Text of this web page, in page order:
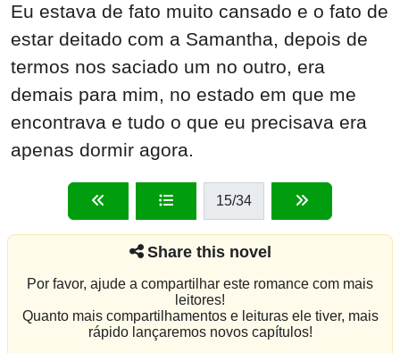
Eu estava de fato muito cansado e o fato de
estar deitado com a Samantha, depois de
termos nos saciado um no outro, era
demais para mim, no estado em que me
encontrava e tudo o que eu precisava era
apenas dormir agora.
15/34
Share this novel
Por favor, ajude a compartilhar este romance com mais
leitores!
Quanto mais compartilhamentos e leituras ele tiver, mais
rápido lançaremos novos capítulos!